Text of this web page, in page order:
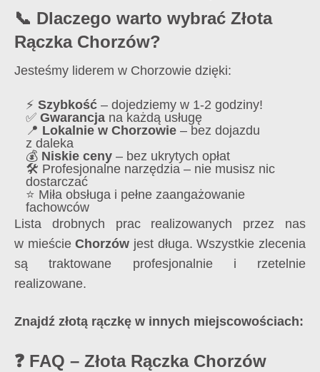
📞 Dlaczego warto wybrać Złota
Rączka Chorzów?
Jesteśmy liderem w Chorzowie dzięki:
⚡ Szybkość – dojedziemy w 1-2 godziny!
✅ Gwarancja na każdą usługę
📍 Lokalnie w Chorzowie – bez dojazdu
z daleka
💰 Niskie ceny – bez ukrytych opłat
🛠️ Profesjonalne narzędzia – nie musisz nic
dostarczać
⭐ Miła obsługa i pełne zaangażowanie
fachowców
Lista drobnych prac realizowanych przez nas
w mieścieChorzów jest długa. Wszystkie zlecenia
są traktowane profesjonalnie i rzetelnie
realizowane.
Znajdź złotą rączkę w innych miejscowościach:
❓ FAQ – Złota Rączka Chorzów